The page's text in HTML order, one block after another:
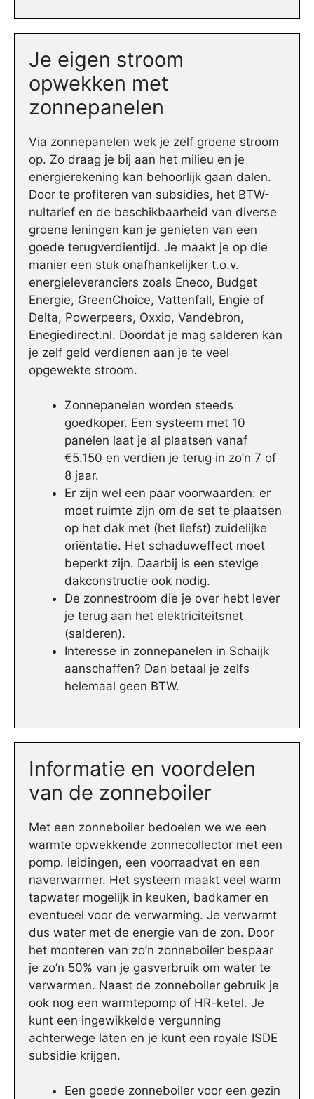
Je eigen stroom
opwekken met
zonnepanelen
Via zonnepanelen wek je zelf groene stroom
op. Zo draag je bij aan het milieu en je
energierekening kan behoorlijk gaan dalen.
Door te profiteren van subsidies, het BTW-
nultarief en de beschikbaarheid van diverse
groene leningen kan je genieten van een
goede terugverdientijd. Je maakt je op die
manier een stuk onafhankelijker t.o.v.
energieleveranciers zoals Eneco, Budget
Energie, GreenChoice, Vattenfall, Engie of
Delta, Powerpeers, Oxxio, Vandebron,
Enegiedirect.nl. Doordat je mag salderen kan
je zelf geld verdienen aan je te veel
opgewekte stroom.
Zonnepanelen worden steeds
goedkoper. Een systeem met 10
panelen laat je al plaatsen vanaf
€5.150 en verdien je terug in zo’n 7 of
8 jaar.
Er zijn wel een paar voorwaarden: er
moet ruimte zijn om de set te plaatsen
op het dak met (het liefst) zuidelijke
oriëntatie. Het schaduweffect moet
beperkt zijn. Daarbij is een stevige
dakconstructie ook nodig.
De zonnestroom die je over hebt lever
je terug aan het elektriciteitsnet
(salderen).
Interesse in zonnepanelen in Schaijk
aanschaffen? Dan betaal je zelfs
helemaal geen BTW.
Informatie en voordelen
van de zonneboiler
Met een zonneboiler bedoelen we we een
warmte opwekkende zonnecollector met een
pomp. leidingen, een voorraadvat en een
naverwarmer. Het systeem maakt veel warm
tapwater mogelijk in keuken, badkamer en
eventueel voor de verwarming. Je verwarmt
dus water met de energie van de zon. Door
het monteren van zo’n zonneboiler bespaar
je zo’n 50% van je gasverbruik om water te
verwarmen. Naast de zonneboiler gebruik je
ook nog een warmtepomp of HR-ketel. Je
kunt een ingewikkelde vergunning
achterwege laten en je kunt een royale ISDE
subsidie krijgen.
Een goede zonneboiler voor een gezin